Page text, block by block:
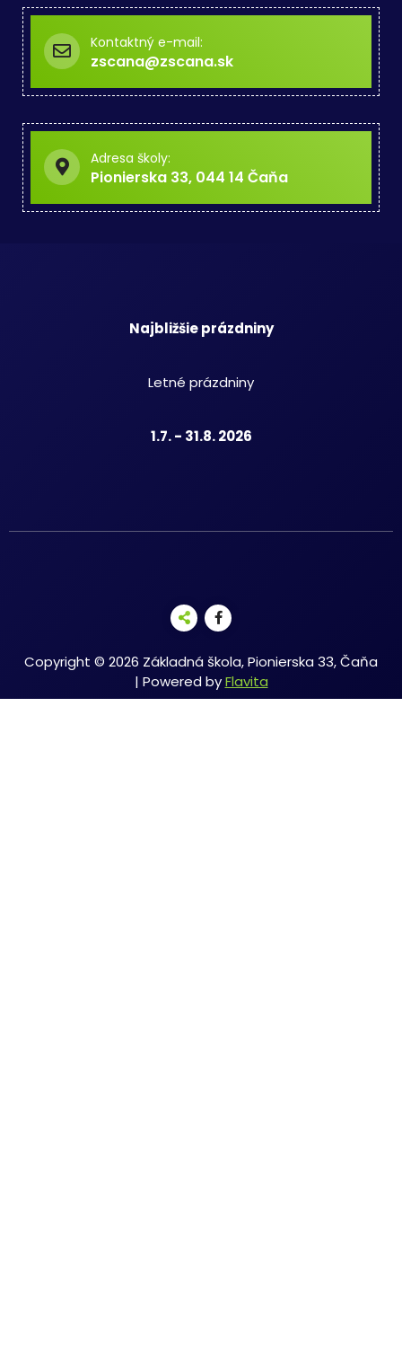
Kontaktný e-mail:
zscana@zscana.sk
Adresa školy:
Pionierska 33, 044 14 Čaňa
Najbližšie prázdniny
Letné prázdniny
1.7. - 31.8. 2026
Copyright © 2026 Základná škola, Pionierska 33, Čaňa
| Powered byFlavita